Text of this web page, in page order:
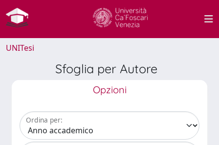
UNITesi
Sfoglia per Autore
Opzioni
Ordina per: